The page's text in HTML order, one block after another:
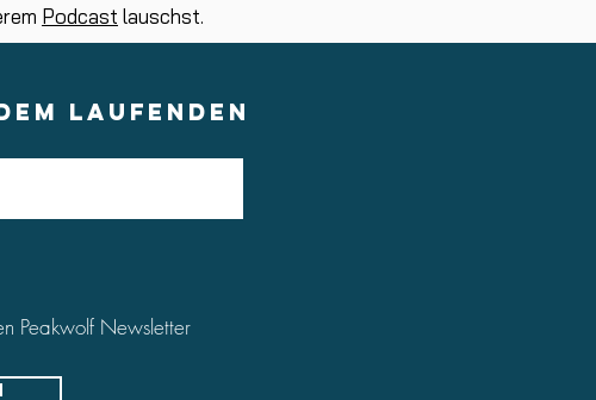
Podcast lauschst.
LAUFENDEN
Peakwolf Newsletter